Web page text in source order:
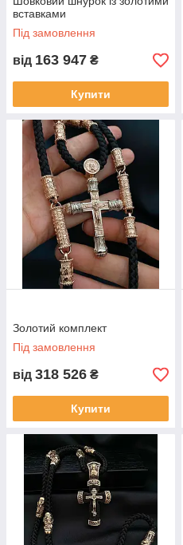
вставками
Під замовлення
від 163 947 ₴
Купити
Золотий комплект
Під замовлення
від 318 526 ₴
Купити